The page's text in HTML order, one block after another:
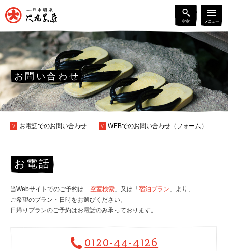
空室 メニュー
お問い合わせ
お電話でのお問い合わせ WEBでのお問い合わせ（フォーム）
お電話
当Webサイトでのご予約は「 空室検索 」又は「 宿泊プラン 」より、
ご希望のプラン・日時をお選びください。
日帰りプランのご予約はお電話のみ承っております。
0120-44-4126